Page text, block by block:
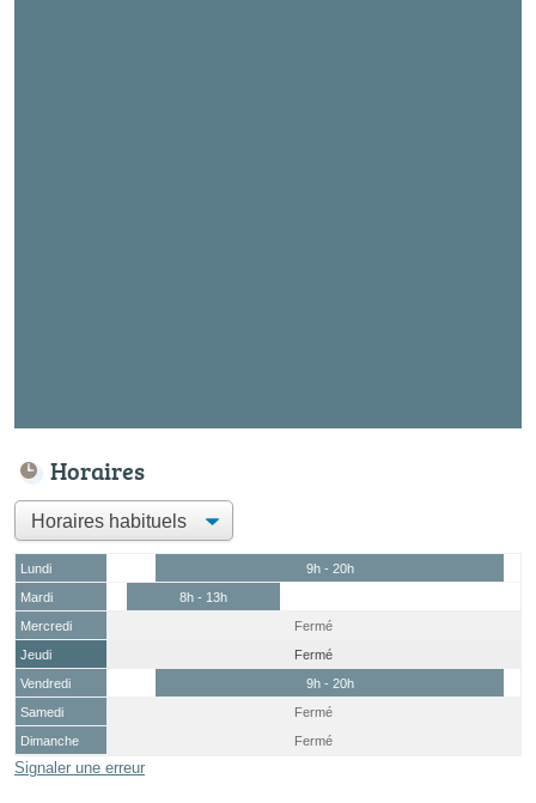
Horaires
Lundi
9h - 20h
Mardi
8h - 13h
Mercredi
Fermé
Jeudi
Fermé
Vendredi
9h - 20h
Samedi
Fermé
Dimanche
Fermé
Signaler une erreur